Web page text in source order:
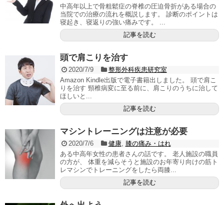
中高年以上で骨粗鬆症の脊椎の圧迫骨折がある場合の
当院での治療の流れを概説します。 診断のポイントは
寝起き、寝返りの強い痛みです。 ...
記事を読む
頭で肩こりを治す
2020/7/9
整形外科疾患研究室
Amazon Kindle出版で電子書籍出しました。 頭で肩こ
りを治す 頸椎病変に至る前に、肩こりのうちに治して
ほしいと...
記事を読む
マシントレーニングは注意が必要
2020/7/6 健康, 膝の痛み・はれ
ある中高年女性の患者さんの話です。 老人施設の職員
の方が、 体重を減らそうと施設のお年寄り向けの筋ト
レマシンでトレーニングをしたら両膝...
記事を読む